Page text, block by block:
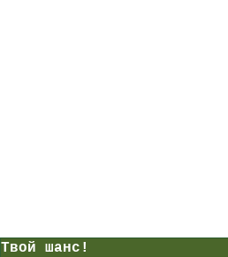
Твой шанс!